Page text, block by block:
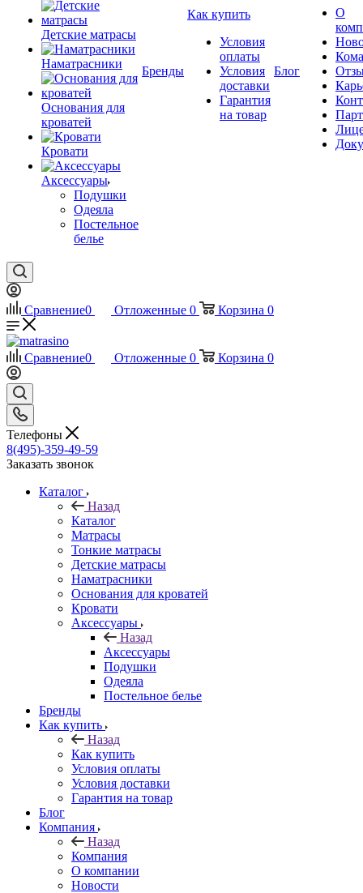
Детские матрасы
Наматрасники
Основания для
кроватей
Кровати
Аксессуары
Подушки
Одеяла
Постельное
белье
Бренды
Как купить
Условия
оплаты
Условия
доставки
Гарантия
на товар
Блог
О
Сравнение0 Отложенные 0 Корзина 0
Сравнение0 Отложенные 0 Корзина 0
Телефоны
8(495)-359-49-59
Заказать звонок
Каталог
Назад
Каталог
Матрасы
Тонкие матрасы
Детские матрасы
Наматрасники
Основания для кроватей
Кровати
Аксессуары
Назад
Аксессуары
Подушки
Одеяла
Постельное белье
Бренды
Как купить
Назад
Как купить
Условия оплаты
Условия доставки
Гарантия на товар
Блог
Компания
Назад
Компания
О компании
Новости